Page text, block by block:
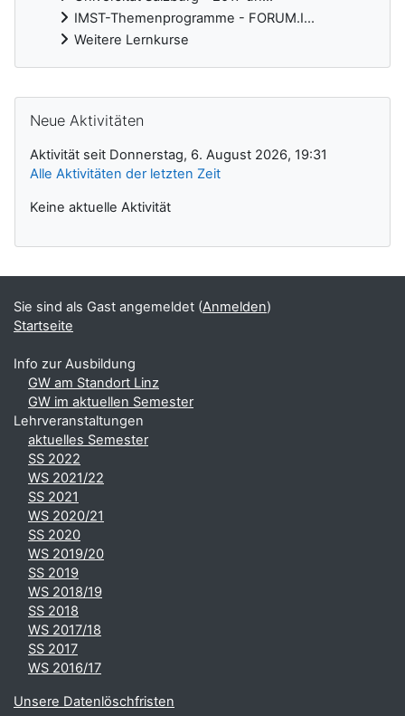
IMST-Themenprogramme - FORUM.I...
Weitere Lernkurse
Neue Aktivitäten
Aktivität seit Donnerstag, 6. August 2026, 19:31
Alle Aktivitäten der letzten Zeit
Keine aktuelle Aktivität
Sie sind als Gast angemeldet (Anmelden)
Startseite
Info zur Ausbildung
GW am Standort Linz
GW im aktuellen Semester
Lehrveranstaltungen
aktuelles Semester
SS 2022
WS 2021/22
SS 2021
WS 2020/21
SS 2020
WS 2019/20
SS 2019
WS 2018/19
SS 2018
WS 2017/18
SS 2017
WS 2016/17
Unsere Datenlöschfristen